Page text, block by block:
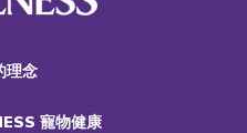
理念
寵物健康